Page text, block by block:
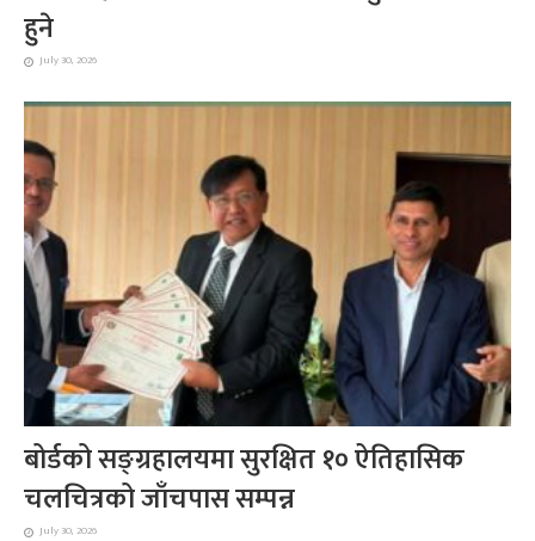
हुने
July 30, 2026
बोर्डको सङ्ग्रहालयमा सुरक्षित १० ऐतिहासिक
चलचित्रको जाँचपास सम्पन्न
July 30, 2026